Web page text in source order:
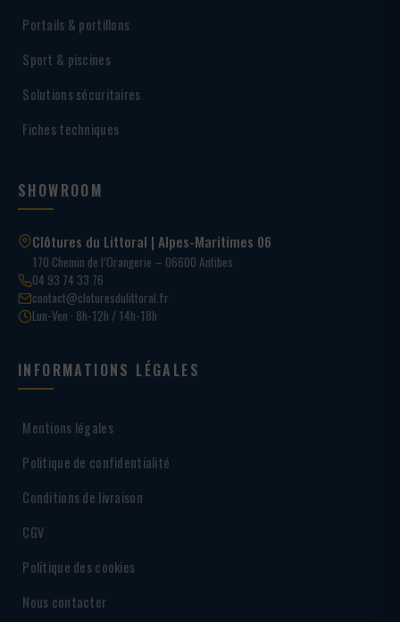
Portails & portillons
Sport & piscines
Solutions sécuritaires
Fiches techniques
SHOWROOM
Clôtures du Littoral | Alpes-Maritimes 06
170 Chemin de l’Orangerie – 06600 Antibes
04 93 74 33 76
contact@cloturesdulittoral.fr
Lun-Ven · 8h-12h / 14h-18h
INFORMATIONS LÉGALES
Mentions légales
Politique de confidentialité
Conditions de livraison
CGV
Politique des cookies
Nous contacter